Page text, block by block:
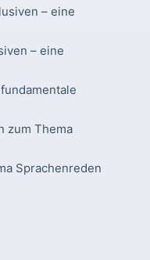
– eine
– eine
zum Thema
Sprachenreden